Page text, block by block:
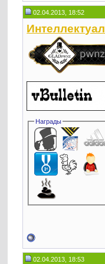
02.04.2013, 18:52
Интеллектуал
Награды
02.04.2013, 18:53